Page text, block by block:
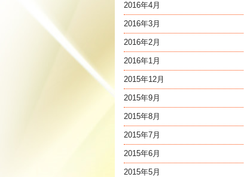
2016年4月
2016年3月
2016年2月
2016年1月
2015年12月
2015年9月
2015年8月
2015年7月
2015年6月
2015年5月